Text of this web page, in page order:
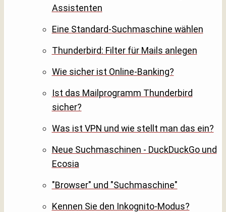
Assistenten
Eine Standard-Suchmaschine wählen
Thunderbird: Filter für Mails anlegen
Wie sicher ist Online-Banking?
Ist das Mailprogramm Thunderbird
sicher?
Was ist VPN und wie stellt man das ein?
Neue Suchmaschinen - DuckDuckGo und
Ecosia
"Browser" und "Suchmaschine"
Kennen Sie den Inkognito-Modus?